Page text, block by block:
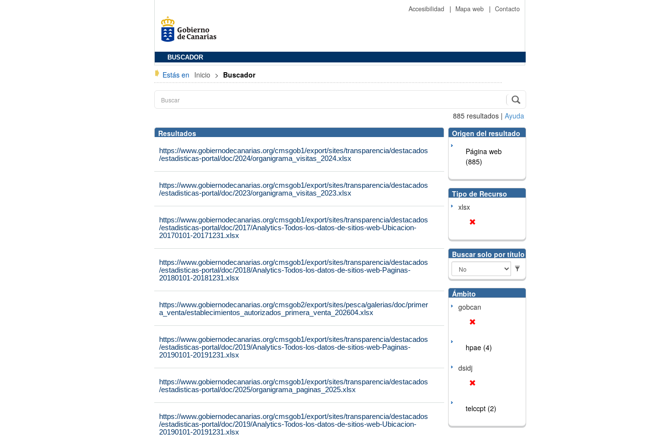
Accesibilidad | Mapa web | Contacto
BUSCADOR
Estás en Inicio > Buscador
885 resultados | Ayuda
Resultados
https://www.gobiernodecanarias.org/cmsgob1/export/sites/transparencia/destacados
/estadisticas-portal/doc/2024/organigrama_visitas_2024.xlsx
https://www.gobiernodecanarias.org/cmsgob1/export/sites/transparencia/destacados
/estadisticas-portal/doc/2023/organigrama_visitas_2023.xlsx
https://www.gobiernodecanarias.org/cmsgob1/export/sites/transparencia/destacados
/estadisticas-portal/doc/2017/Analytics-Todos-los-datos-de-sitios-web-Ubicacion-
20170101-20171231.xlsx
https://www.gobiernodecanarias.org/cmsgob1/export/sites/transparencia/destacados
/estadisticas-portal/doc/2018/Analytics-Todos-los-datos-de-sitios-web-Paginas-
20180101-20181231.xlsx
https://www.gobiernodecanarias.org/cmsgob2/export/sites/pesca/galerias/doc/primer
a_venta/establecimientos_autorizados_primera_venta_202604.xlsx
https://www.gobiernodecanarias.org/cmsgob1/export/sites/transparencia/destacados
/estadisticas-portal/doc/2019/Analytics-Todos-los-datos-de-sitios-web-Paginas-
20190101-20191231.xlsx
https://www.gobiernodecanarias.org/cmsgob1/export/sites/transparencia/destacados
/estadisticas-portal/doc/2025/organigrama_paginas_2025.xlsx
https://www.gobiernodecanarias.org/cmsgob1/export/sites/transparencia/destacados
/estadisticas-portal/doc/2019/Analytics-Todos-los-datos-de-sitios-web-Ubicacion-
20190101-20191231.xlsx
Origen del resultado
Página web
(885)
Tipo de Recurso
xlsx
Buscar solo por título
Ámbito
gobcan
hpae (4)
dsidj
telccpt (2)